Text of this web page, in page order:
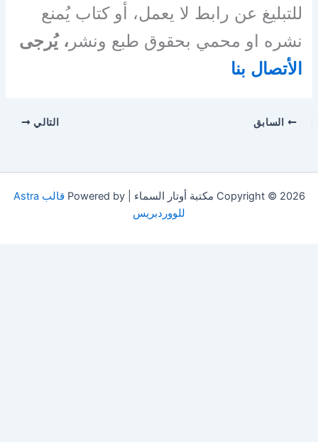
للتبليغ عن رابط لا يعمل، أو كتاب يُمنع
نشره او محمي بحقوق طبع ونشر ، يُرجى
الأتصال بنا
السابق التالي
Copyright © 2026 مكتبة أوتار السماء | Powered by
قالب Astra
للووردبريس